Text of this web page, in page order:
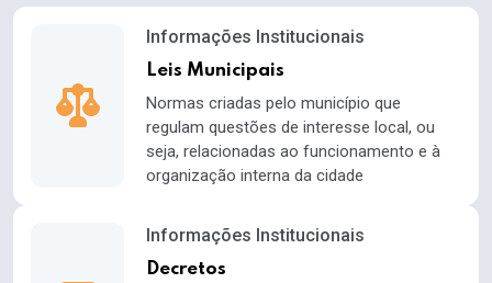
Informações Institucionais
Leis Municipais
Normas criadas pelo município que
regulam questões de interesse local, ou
seja, relacionadas ao funcionamento e à
organização interna da cidade
Informações Institucionais
Decretos